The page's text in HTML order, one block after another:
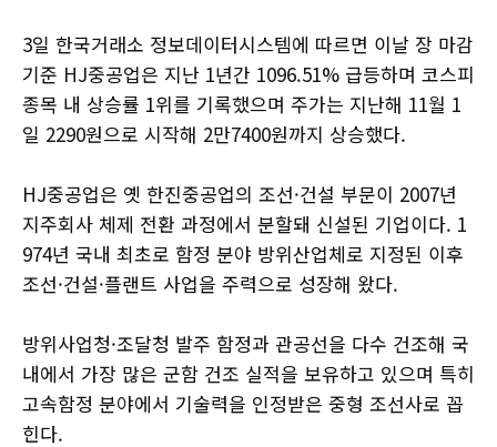
3일 한국거래소 정보데이터시스템에 따르면 이날 장 마감
기준 HJ중공업은 지난 1년간 1096.51% 급등하며 코스피
종목 내 상승률 1위를 기록했으며 주가는 지난해 11월 1
일 2290원으로 시작해 2만7400원까지 상승했다.
HJ중공업은 옛 한진중공업의 조선·건설 부문이 2007년
지주회사 체제 전환 과정에서 분할돼 신설된 기업이다. 1
974년 국내 최초로 함정 분야 방위산업체로 지정된 이후
조선·건설·플랜트 사업을 주력으로 성장해 왔다.
방위사업청·조달청 발주 함정과 관공선을 다수 건조해 국
내에서 가장 많은 군함 건조 실적을 보유하고 있으며 특히
고속함정 분야에서 기술력을 인정받은 중형 조선사로 꼽
힌다.